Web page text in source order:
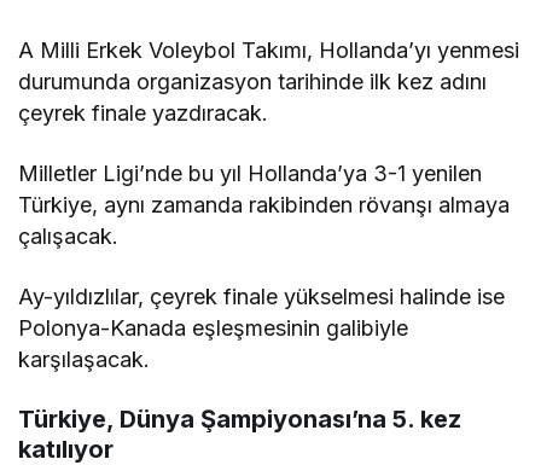
A Milli Erkek Voleybol Takımı, Hollanda’yı yenmesi
durumunda organizasyon tarihinde ilk kez adını
çeyrek finale yazdıracak.
Milletler Ligi’nde bu yıl Hollanda’ya 3-1 yenilen
Türkiye, aynı zamanda rakibinden rövanşı almaya
çalışacak.
Ay-yıldızlılar, çeyrek finale yükselmesi halinde ise
Polonya-Kanada eşleşmesinin galibiyle
karşılaşacak.
Türkiye, Dünya Şampiyonası’na 5. kez
katılıyor